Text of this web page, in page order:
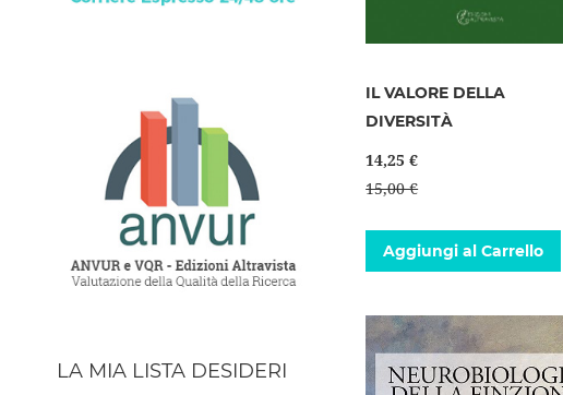
IL VALORE DELLA
DIVERSITÀ
14,25 €
15,00 €
Aggiungi al Carrello
LA MIA LISTA DESIDERI